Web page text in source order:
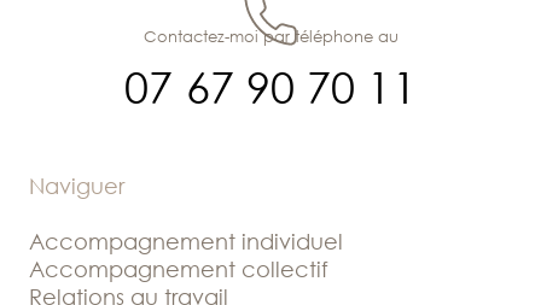
07 67 90 70 11
Contactez-moi par téléphone au
Naviguer
Accompagnement individuel
Accompagnement collectif
Relations au travail